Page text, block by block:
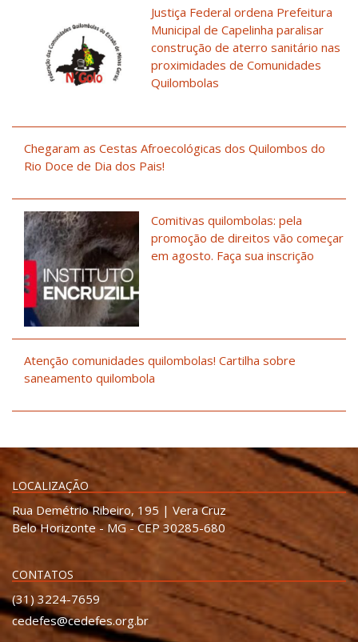
Justiça Federal ordena Prefeitura
Municipal de Capelinha paralisar
construção de aterro sanitário nas
proximidades de Comunidades
Quilombolas
Chegaram as Cestas Afroecológicas dos Quilombos do
Rio Doce de Dia dos Pais!
Comitivas quilombolas: pela
promoção de direitos vão começar
em agosto. Faça sua inscrição
Atenção comunidades quilombolas! Cartilha sobre
saneamento quilombola
LOCALIZAÇÃO
Rua Demétrio Ribeiro, 195 | Vera Cruz
Belo Horizonte - MG - CEP 30285-680
CONTATOS
(31) 3224-7659
cedefes@cedefes.org.br